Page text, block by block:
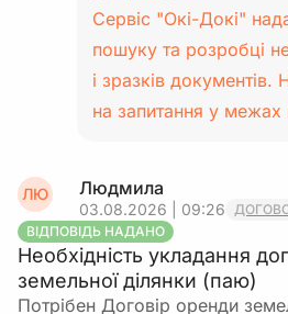
Сервіс "Окі-Докі"
пошуку та розробці
і зразків документів.
на запитання у
ЛЮ Людмила
03.08.2026 | 09:26
ВІДПОВІДЬ НАДАНО
Необхідність укладання
земельної ділянки (паю)
Потрібен Договір оренди